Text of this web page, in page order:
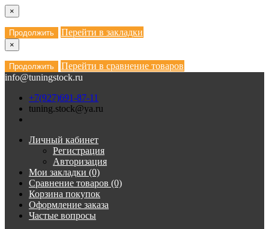
×
Продолжить Перейти в закладки
×
Продолжить
Перейти в сравнение товаров
info@tuningstock.ru
+7(927)691-87-11
tuning.stock@ya.ru
Личный кабинет
Регистрация
Авторизация
Мои закладки (0)
Сравнение товаров (0)
Корзина покупок
Оформление заказа
Частые вопросы